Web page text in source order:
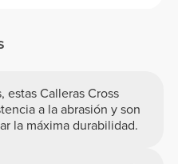
estas Calleras Cross
a la abrasión y son
la máxima durabilidad.